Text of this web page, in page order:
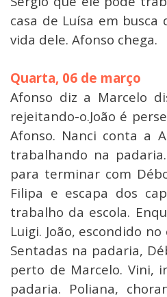
casa de Luísa em
vida dele. Afonso chega.
Quarta, 06 de março
Afonso diz a Marcelo
rejeitando-o.João é
Afonso. Nanci conta a
trabalhando na
para terminar com
Filipa e escapa dos
trabalho da escola.
Luigi. João, escondido
Sentadas na padaria,
perto de Marcelo. Vini,
padaria. Poliana,